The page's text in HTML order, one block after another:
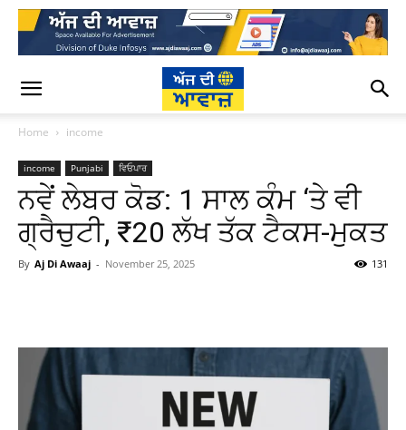
Home income
income Punjabi ਵਿਓਪਾਰ
ਨਵੇਂ ਲੇਬਰ ਕੋਡ: 1 ਸਾਲ ਕੰਮ ‘ਤੇ ਵੀ
ਗ੍ਰੈਚੁਟੀ, ₹20 ਲੱਖ ਤੱਕ ਟੈਕਸ-ਮੁਕਤ
By Aj Di Awaaj - November 25, 2025 131